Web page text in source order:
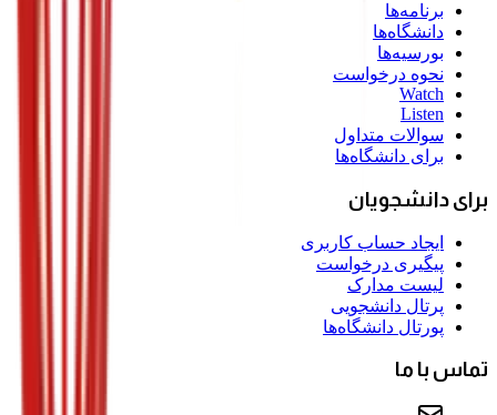
برنامه‌ها
دانشگاه‌ها
بورسیه‌ها
نحوه درخواست
Watch
Listen
سوالات متداول
برای دانشگاه‌ها
برای دانشجویان
ایجاد حساب کاربری
پیگیری درخواست
لیست مدارک
پرتال دانشجویی
پورتال دانشگاه‌ها
تماس با ما